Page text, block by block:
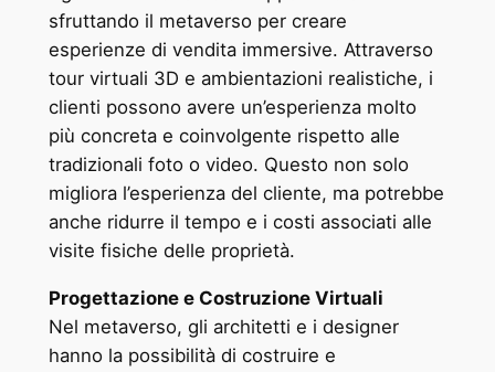
sfruttando il metaverso per creare
esperienze di vendita immersive. Attraverso
tour virtuali 3D e ambientazioni realistiche, i
clienti possono avere un’esperienza molto
più concreta e coinvolgente rispetto alle
tradizionali foto o video. Questo non solo
migliora l’esperienza del cliente, ma potrebbe
anche ridurre il tempo e i costi associati alle
visite fisiche delle proprietà.
Progettazione e Costruzione Virtuali
Nel metaverso, gli architetti e i designer
hanno la possibilità di costruire e